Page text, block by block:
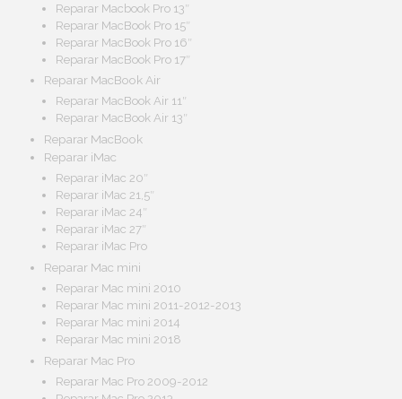
Reparar Macbook Pro 13″
Reparar MacBook Pro 15″
Reparar MacBook Pro 16″
Reparar MacBook Pro 17″
Reparar MacBook Air
Reparar MacBook Air 11″
Reparar MacBook Air 13″
Reparar MacBook
Reparar iMac
Reparar iMac 20″
Reparar iMac 21,5″
Reparar iMac 24″
Reparar iMac 27″
Reparar iMac Pro
Reparar Mac mini
Reparar Mac mini 2010
Reparar Mac mini 2011-2012-2013
Reparar Mac mini 2014
Reparar Mac mini 2018
Reparar Mac Pro
Reparar Mac Pro 2009-2012